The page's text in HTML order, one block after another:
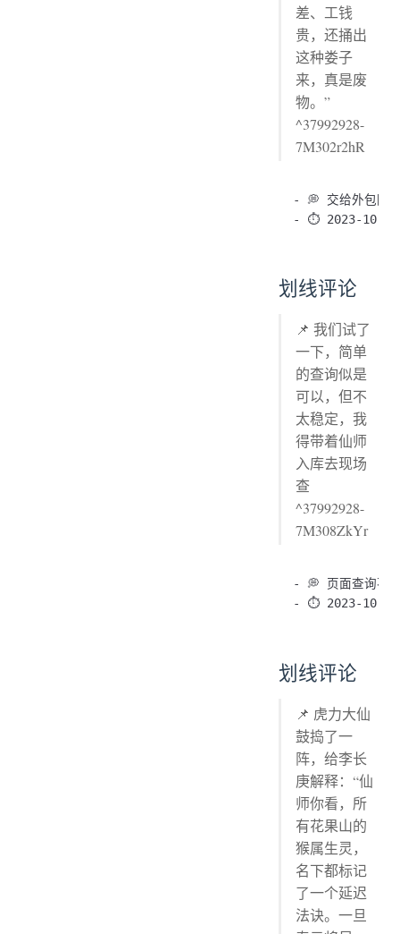
差、工钱
贵，还捅出
这种娄子
来，真是废
物。”
^37992928-
7M302r2hR
- 💭 交给外包团队
划线评论
📌 我们试了
一下，简单
的查询似是
可以，但不
太稳定，我
得带着仙师
入库去现场
查
^37992928-
7M308ZkYr
- 💭 页面查询不
划线评论
📌 虎力大仙
鼓捣了一
阵，给李长
庚解释：“仙
师你看，所
有花果山的
猴属生灵，
名下都标记
了一个延迟
法诀。一旦